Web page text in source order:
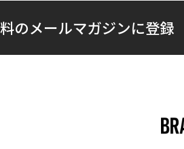
のメールマガジンに登録